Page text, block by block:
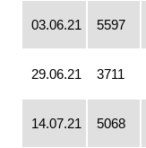
03.06.21 5597
29.06.21 3711
14.07.21 5068